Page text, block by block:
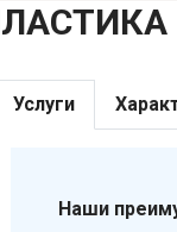
Услуги
Наши